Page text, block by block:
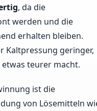
, da die
werden und die
erhalten bleiben.
Kaltpressung geringer,
teurer macht.
ist die
von Lösemitteln